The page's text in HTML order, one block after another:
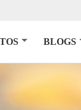
BLOGS